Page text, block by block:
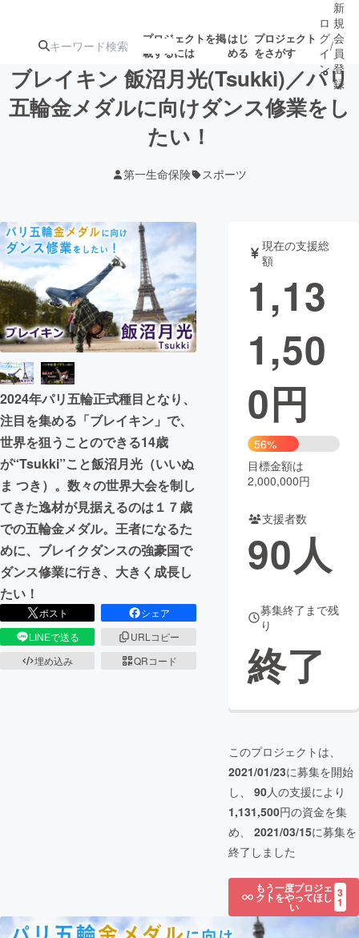
プロジェクトを掲
載するには
はじ
める
プロジェクト
をさがす
注目の新着プロ 募集終了が近いプ
テクノロジー・ガジェット
映像・映画 書籍・雑誌
ビジネス・起業 チャレンジ
まちづくり・地域活性化
CAMPFIRE for Social Good
CAMPFIRE Creation
CAMPFIREふるさと納税machi-ya コミュニティ
ロ
グ
イ
ン
/
新
規
会
員
登
録
ブレイキン 飯沼月光(Tsukki)／パリ
五輪金メダルに向けダンス修業をし
たい！
第一生命保険 スポーツ
2024年パリ五輪正式種目となり、
注目を集める「ブレイキン」で、
世界を狙うことのできる14歳
が“Tsukki”こと飯沼月光（いいぬ
ま つき）。数々の世界大会を制し
てきた逸材が見据えるのは１７歳
での五輪金メダル。王者になるた
めに、ブレイクダンスの強豪国で
ダンス修業に行き、大きく成長し
たい！
ポスト
シェア
LINEで送る
URLコピー
埋め込み
QRコード
現在の支援総
額
1,13
1,50
0円
56%
目標金額は
2,000,000円
支援者数
90人
募集終了まで残
り
終了
このプロジェクトは、
2021/01/23に募集を開始
し、 90人の支援により
1,131,500円の資金を集
め、 2021/03/15に募集を
終了しました
もう一度プロジェ
クトをやってほし
い
3
1